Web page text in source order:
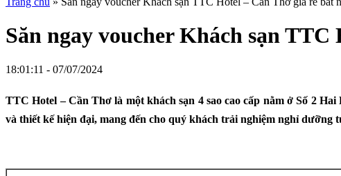
Săn ngay voucher Khách sạn
18:01:11 - 07/07/2024
TTC Hotel – Cần Thơ là một khách sạn 4 sao cao cấp nằm ở Số 2
và thiết kế hiện đại, mang đến cho quý khách trải nghiệm nghỉ